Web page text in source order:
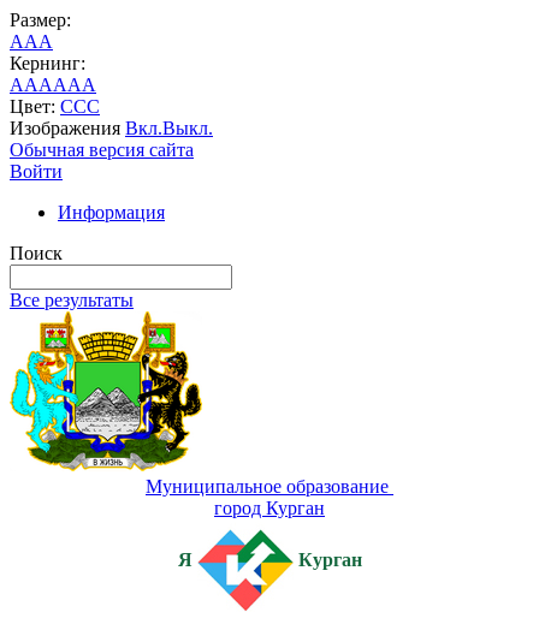
Размер:
AAA
Кернинг:
AAAAAA
Цвет: CCC
Изображения Вкл.Выкл.
Обычная версия сайта
Войти
Информация
Поиск
Все результаты
Муниципальное образование
город Курган
Я Курган